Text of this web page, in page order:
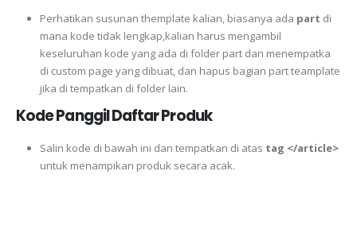
Perhatikan susunan themplate kalian, biasanya ada part di
mana kode tidak lengkap,kalian harus mengambil
keseluruhan kode yang ada di folder part dan menempatka
di custom page yang dibuat, dan hapus bagian part teamplate
jika di tempatkan di folder lain.
Kode Panggil Daftar Produk
Salin kode di bawah ini dan tempatkan di atas tag </article>
untuk menampikan produk secara acak.